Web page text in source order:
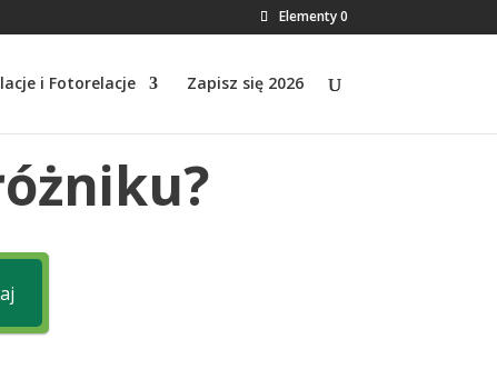
Elementy 0
i Fotorelacje Zapisz się 2026